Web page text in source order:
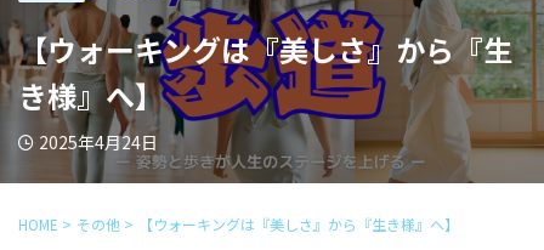
【ウォーキングは『美しさ』から『生
き様』へ】
2025年4月24日
HOME > その他 > 【ウォーキングは『美しさ』から『生き様』へ】